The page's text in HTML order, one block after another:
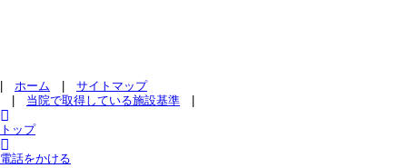
ホーム
サイトマップ
当院で取得している施設基準
トップ
電話をかける